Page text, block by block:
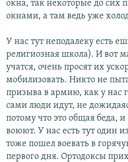
окна, так некоторые до сих
окнами, а там ведь уже
У нас тут неподалеку есть
религиозная школа). И вот
учатся, очень просят их
мобилизовать. Никто не
призыва в армию, как у нас
сами люди идут, не
потому что это общая беда,
воюют. У нас есть тут один
тоже пошел воевать в
первого дня. Ортодоксы